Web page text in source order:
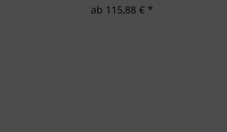
ab 115,88 € *